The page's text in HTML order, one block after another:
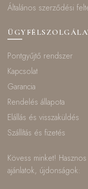
Általános szerződési
Pontgyűjtő rendszer
Kapcsolat
Garancia
Rendelés állapota
Elállás és visszaküldés
Szállítás és fizetés
Kövess minket!
ajánlatok, újdonságok: